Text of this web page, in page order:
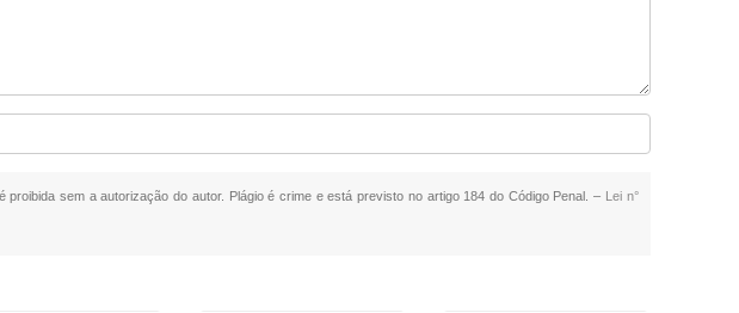
sem a autorização do autor. Plágio é crime e está previsto no artigo 184 do Código Penal. – Lei n°